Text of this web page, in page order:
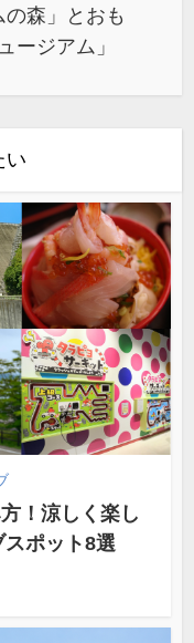
森」とおも
ージアム」
い
！涼しく楽し
ポット8選